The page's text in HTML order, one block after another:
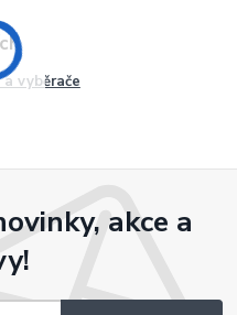
vyběrače
akce a